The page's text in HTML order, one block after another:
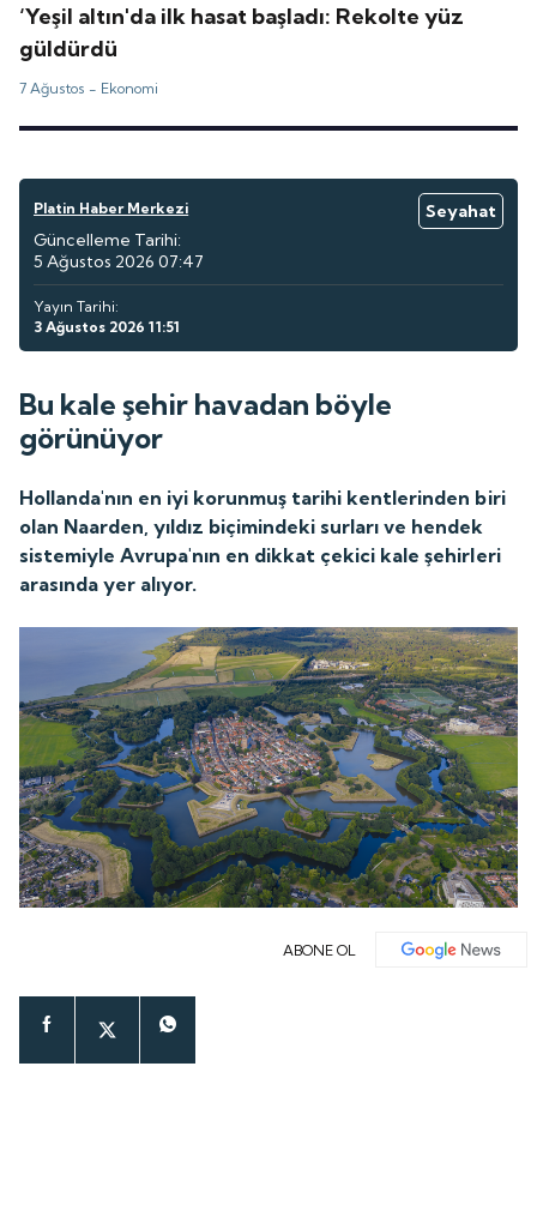
‘Yeşil altın'da ilk hasat başladı: Rekolte yüz
güldürdü
7 Ağustos - Ekonomi
Platin Haber Merkezi
Seyahat
Güncelleme Tarihi:
5 Ağustos 2026 07:47
Yayın Tarihi:
3 Ağustos 2026 11:51
Bu kale şehir havadan böyle
görünüyor
Hollanda'nın en iyi korunmuş tarihi kentlerinden biri
olan Naarden, yıldız biçimindeki surları ve hendek
sistemiyle Avrupa'nın en dikkat çekici kale şehirleri
arasında yer alıyor.
ABONE OL